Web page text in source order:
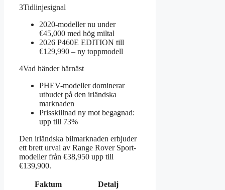
3Tidlinjesignal
2020-modeller nu under
€45,000 med hög miltal
2026 P460E EDITION till
€129,990 – ny toppmodell
4Vad händer härnäst
PHEV-modeller dominerar
utbudet på den irländska
marknaden
Prisskillnad ny mot begagnad:
upp till 73%
Den irländska bilmarknaden erbjuder
ett brett urval av Range Rover Sport-
modeller från €38,950 upp till
€139,900.
Faktum
Detalj